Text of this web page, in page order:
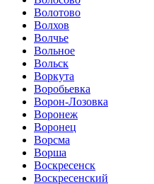
Волотово
Волхов
Волчье
Вольное
Вольск
Воркута
Воробьевка
Ворон-Лозовка
Воронеж
Воронец
Ворсма
Ворша
Воскресенск
Воскресенский